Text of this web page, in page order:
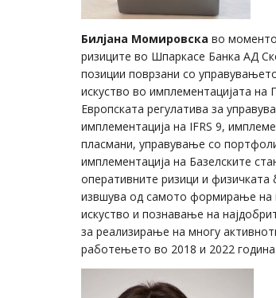
Билјана Момировска во
ризиците во Шпаркасе Банка АД
позиции поврзани со
искуство во имплементацијата
Европската регулатива за
имплементација на IFRS 9,
пласмани, управување со
имплементација на Базелските
оперативните ризици и физичката
извшува од самото формирање на
искуство и познавање на
за реализирање на многу
работењето во 2018 и 2022 година.